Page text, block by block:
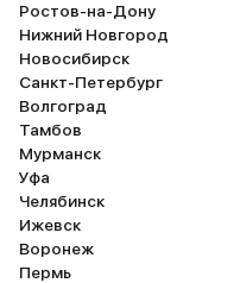
Ростов-на-Дону
Нижний Новгород
Новосибирск
Санкт-Петербург
Волгоград
Тамбов
Мурманск
Уфа
Челябинск
Ижевск
Воронеж
Пермь